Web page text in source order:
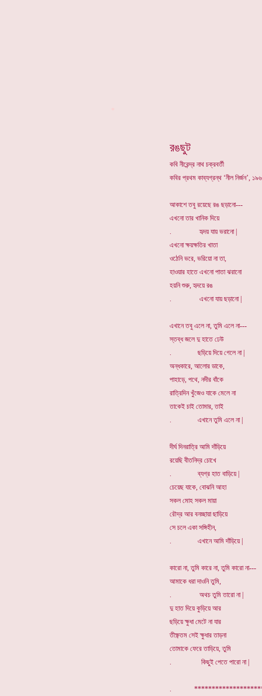
রঙছুট
কবি নীরেন্দ্র নাথ চক্রবর্তী
কবির প্রথম কাব্যগ্রন্থ ‘নীল নির্জন’,
আকাশে তবু রয়েছে রঙ ছড়ানো---
এখনো তার খানিক দিয়ে
. হৃদয় যায় ভরানো |
এখনো ক্ষয়ক্ষতির খাতা
ওঠেনি ভরে, ভরিয়ো না তা,
হাওয়ার হাতে এখনো পাতা ঝরানো
হয়নি শুরু, হৃদয়ে রঙ
. এখনো যায় ছড়ানো |
এখানে তবু এলে না, তুমি এলে না---
স্তব্ধ জলে দু হাতে ঢেউ
. ছড়িয়ে দিয়ে গেলে না |
অন্ধকারে, আলোর ডাকে,
পাহাড়ে, পথে, নদীর বাঁকে
রাত্রিদিন খুঁজেও যাকে মেলে না
তাকেই চাই তোমার, তাই
. এখানে তুমি এলে না |
দীর্ঘ দিনরাত্রি আমি দাঁড়িয়ে
রয়েছি বীতনিদ্র চোখে
. ব্যগ্র হাত বাড়িয়ে |
চেয়েছ যাকে, বোঝনি আহা
সকল মোহ সকল মায়া
রৌদ্র আর বনচ্ছায়া ছাড়িয়ে
সে চলে একা সঙ্গিহীন,
. এখানে আমি দাঁড়িয়ে |
কারো না, তুমি কারে না, তুমি কারো না---
আমাকে ধরা দাওনি তুমি,
. অথচ তুমি তারো না |
দু হাত দিয়ে কুড়িয়ে আর
ছড়িয়ে ক্ষুধা মেটে না যার
তীক্ষ্ণতম সেই ক্ষুধার তাড়না
তোমাকে ফেরে তাড়িয়ে, তুমি
. কিছুই পেতে পারো না |
.